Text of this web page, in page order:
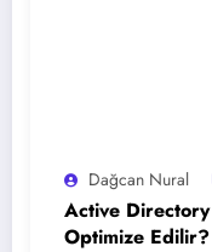
Dağcan Nural
Active Directory
Optimize Edilir?